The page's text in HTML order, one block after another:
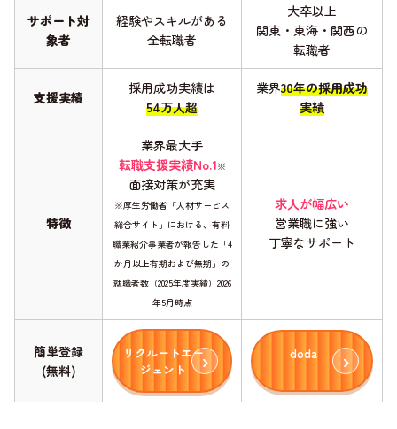
サポート対
象者
経験やスキルがある
全転職者
大卒以上
関東・東海・関西の
転職者
支援実績
採用成功実績は
54万人超
業界30年の採用成功
実績
特徴
業界最大手
転職支援実績No.1※
面接対策が充実
※厚生労働省「人材サービス
総合サイト」における、有料
職業紹介事業者が報告した「4
か月以上有期および無期」の
就職者数（2025年度実績）2026
年5月時点
求人が幅広い
営業職に強い
丁寧なサポート
簡単登録
(無料)
リクルートエー
ジェント
doda